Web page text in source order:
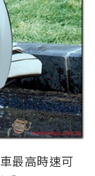
最高時速可